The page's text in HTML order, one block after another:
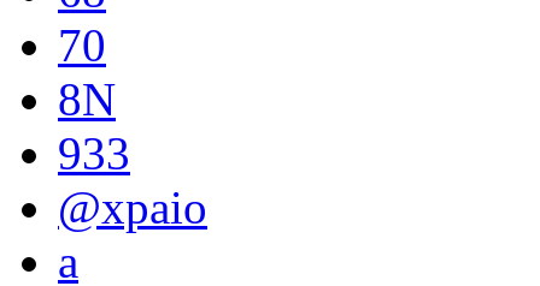
70
8N
933
@xpaio
a